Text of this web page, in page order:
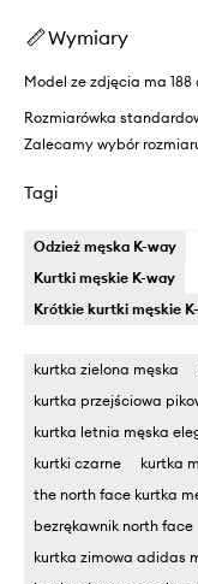
Wymiary
Model ze zdjęcia ma
Rozmiarówka
Zalecamy wybór
Tagi
Odzież męska K-way
Kurtki męskie K-way
Krótkie kurtki męskie
kurtka zielona męska
kurtka przejściowa
kurtka letnia męska
kurtki czarne
kurtka
the north face kurtka
bezrękawnik north face
kurtka zimowa adidas